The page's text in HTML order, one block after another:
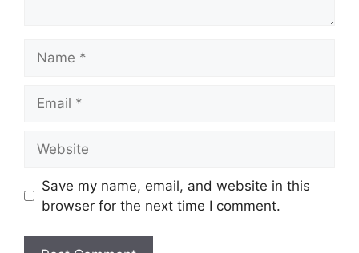
Save my name, email, and website in this
browser for the next time I comment.